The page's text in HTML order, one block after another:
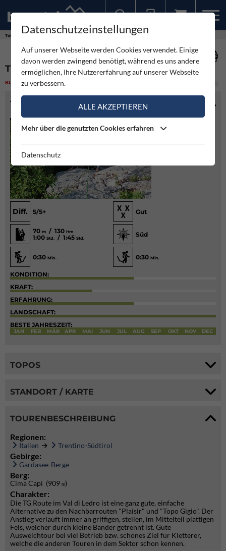
Touren
TG ROUTE - VAL DI LEDRO
KLETTERN MITTEL
TOURENINFO
Diff. 5/5+ Gut
70 m / 130 Hm
1:00 Std. / 1:45 Std.
Süd
0:30 Min. 0:30 Min.
KONDITION:
KRAFT:
ERFAHRUNG:
LANDSCHAFT:
BESTE JAHRESZEIT:
JAN FEB MÄR APR MAI JUN JUL AUG SEP OKT NOV DEC
TOPOS
STANDORT / KARTE
TOURENBESCHREIBUNG
Regionen:
Italien Trentino-Südtirol
Gebirge:
Gardasee-Berge
Berg:
Cima Capi (909 m)
Charakter:
Die TG Route im Val di Ledro ist eine ganz gute, einfache
Alternative zu den Nachbarrouten "Plaisir" und "Topo Gigio". Der
Anstieg verläuft immer an griffigen, steilen, im Mittelteil plattigen
Fels, welcher durch kleine Bänder getrennt ist. Gute
Ausweichtour bei viel Betrieb bzw. schönes Ziel für Kletterer,
welche die anderen Touren in dem Sektor schon kennen.
Datenschutzeinstellungen
Auf unserer Webseite werden Cookies verwendet. Einige
davon werden zwingend benötigt, während es uns andere
ermöglichen, Ihre Nutzererfahrung auf unserer Webseite
zu verbessern.
ALLE AKZEPTIEREN
Mehr über die genutzten Cookies erfahren
Datenschutz